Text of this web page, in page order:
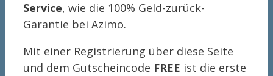
Service, wie die 100% Geld-zurück-
Garantie bei Azimo.
Mit einer Registrierung über diese Seite
und dem Gutscheincode FREE ist die erste